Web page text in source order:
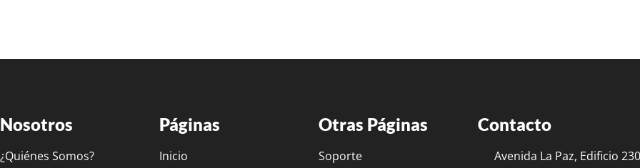
Nosotros
¿Quiénes Somos?
Páginas
Inicio
Otras Páginas
Soporte
Contacto
Avenida La Paz, Edificio